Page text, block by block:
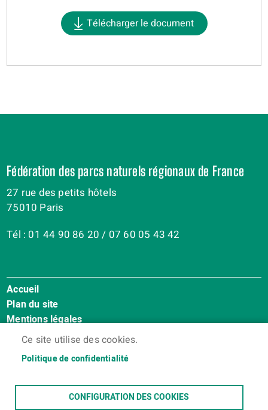
Télécharger le document
Ce site utilise des cookies.
Politique de confidentialité
CONFIGURATION DES COOKIES
Fédération des parcs naturels régionaux de France
27 rue des petits hôtels
75010 Paris
Tél : 01 44 90 86 20 / 07 60 05 43 42
Menu
Pied
de
page
Accueil
Plan du site
Mentions légales
Accessibilité : Non conforme
Contact